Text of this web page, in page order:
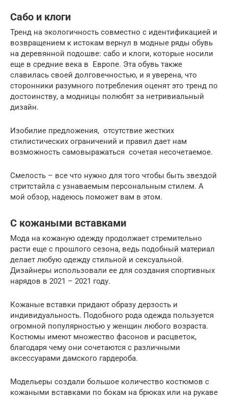
Сабо и клоги
Тренд на экологичность совместно с идентификацией и
возвращением к истокам вернул в модные ряды обувь
на деревянной подошве: сабо и клоги, которые носили
еще в средние века в Европе. Эта обувь также
славилась своей долговечностью, и я уверена, что
сторонники разумного потребления оценят это тренд по
достоинству, а модницы полюбят за нетривиальный
дизайн.
Изобилие предложения, отсутствие жестких
стилистических ограничений и правил дает нам
возможность самовыражаться сочетая несочетаемое.
Смелость – все что нужно для того чтобы быть звездой
стритстайла с узнаваемым персональным стилем. А
мой обзор, надеюсь поможет вам в этом.
С кожаными вставками
Мода на кожаную одежду продолжает стремительно
расти еще с прошлого сезона, ведь подобный материал
делает любую одежду стильной и сексуальной.
Дизайнеры использовали ее для создания спортивных
нарядов в 2021 – 2021 году.
Кожаные вставки придают образу дерзость и
индивидуальность. Подобного рода одежда пользуется
огромной популярностью у женщин любого возраста.
Костюмы имеют множество фасонов и расцветок,
благодаря чему они сочетаются с различными
аксессуарами дамского гардероба.
Модельеры создали большое количество костюмов с
кожаными вставками по бокам на брюках или на рукаве